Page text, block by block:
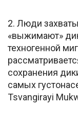
2. Люди
«выжимают»
техногенной
сохранения
самых
Tsvangirayi